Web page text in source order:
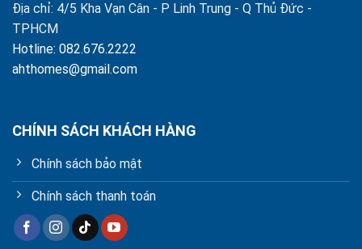
Địa chỉ: 4/5 Kha Vạn Cân - P Linh Trung - Q Thủ Đức -
TPHCM
Hotline: 082.676.2222
ahthomes@gmail.com
CHÍNH SÁCH KHÁCH HÀNG
Chính sách bảo mật
Chính sách thanh toán